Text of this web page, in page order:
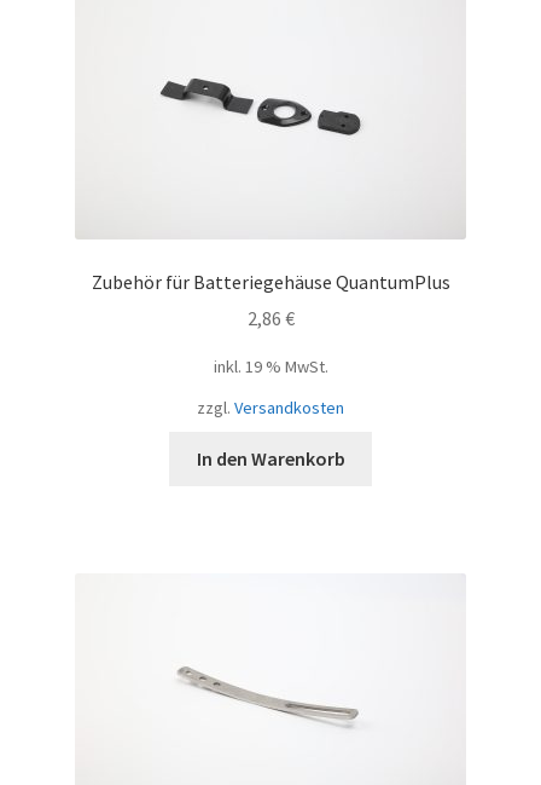
Zubehör für Batteriegehäuse QuantumPlus
2,86 €
inkl. 19 % MwSt.
zzgl. Versandkosten
In den Warenkorb